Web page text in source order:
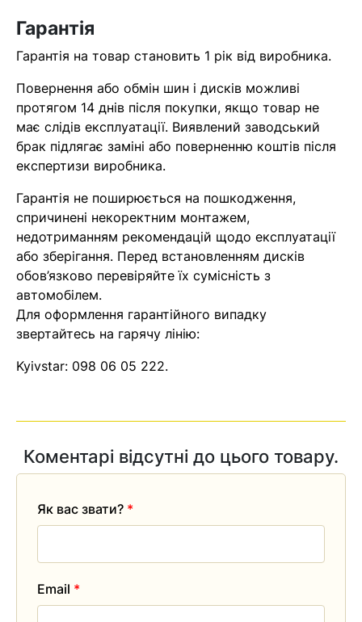
Помилка: Contact form не
знайдена.
Гарантія
Гарантія на товар становить 1 рік від виробника.
Повернення або обмін шин і дисків можливі
протягом 14 днів після покупки, якщо товар не
має слідів експлуатації. Виявлений заводський
брак підлягає заміні або поверненню коштів після
експертизи виробника.
Гарантія не поширюється на пошкодження,
спричинені некоректним монтажем,
недотриманням рекомендацій щодо експлуатації
або зберігання. Перед встановленням дисків
обов’язково перевіряйте їх сумісність з
автомобілем.
Для оформлення гарантійного випадку
звертайтесь на гарячу лінію:
Kyivstar: 098 06 05 222.
Коментарі відсутні до цього товару.
Як вас звати? *
Email *